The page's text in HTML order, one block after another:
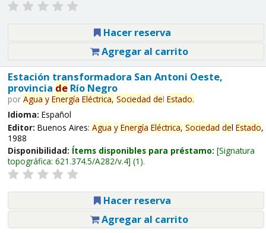
Hacer reserva
Agregar al carrito
Estación transformadora San Antoni Oeste,
provincia deRío Negro
por Agua y Energía Eléctrica, Sociedad del Estado.
Idioma: Español
Editor: Buenos Aires: Agua y Energía Eléctrica, Sociedad del Estado,
1988
Disponibilidad: Ítems disponibles para préstamo: Signatura
topográfica: 621.374.5/A282/v.4 (1).
Hacer reserva
Agregar al carrito